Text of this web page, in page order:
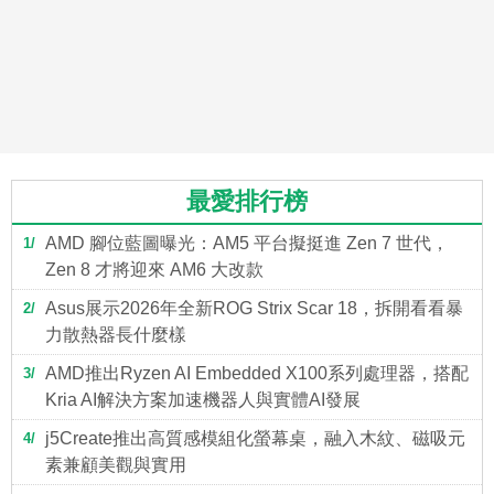
最愛排行榜
1
AMD 腳位藍圖曝光：AM5 平台擬挺進 Zen 7 世代，
Zen 8 才將迎來 AM6 大改款
2
Asus展示2026年全新ROG Strix Scar 18，拆開看看暴
力散熱器長什麼樣
3
AMD推出Ryzen AI Embedded X100系列處理器，搭配
Kria AI解決方案加速機器人與實體AI發展
4
j5Create推出高質感模組化螢幕桌，融入木紋、磁吸元
素兼顧美觀與實用